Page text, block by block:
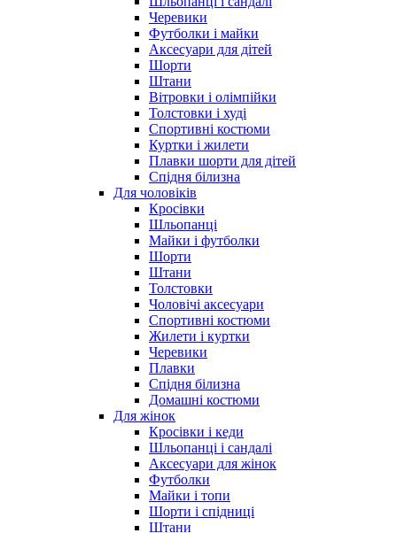
Черевики
Футболки і майки
Аксесуари для дітей
Шорти
Штани
Вітровки і олімпійки
Толстовки і худі
Спортивні костюми
Куртки і жилети
Плавки шорти для дітей
Спідня білизна
Для чоловіків
Кросівки
Шльопанці
Майки і футболки
Шорти
Штани
Толстовки
Чоловічі аксесуари
Спортивні костюми
Жилети і куртки
Черевики
Плавки
Спідня білизна
Домашні костюми
Для жінок
Кросівки і кеди
Шльопанці і сандалі
Аксесуари для жінок
Футболки
Майки і топи
Шорти і спідниці
Штани